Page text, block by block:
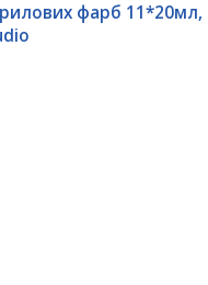
фарб 11*20мл,